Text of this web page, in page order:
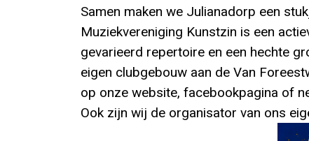
Samen maken we Julianadorp een
Muziekvereniging Kunstzin is een
gevarieerd repertoire en een hechte
eigen clubgebouw aan de Van
op onze website, facebookpagina of
Ook zijn wij de organisator van ons